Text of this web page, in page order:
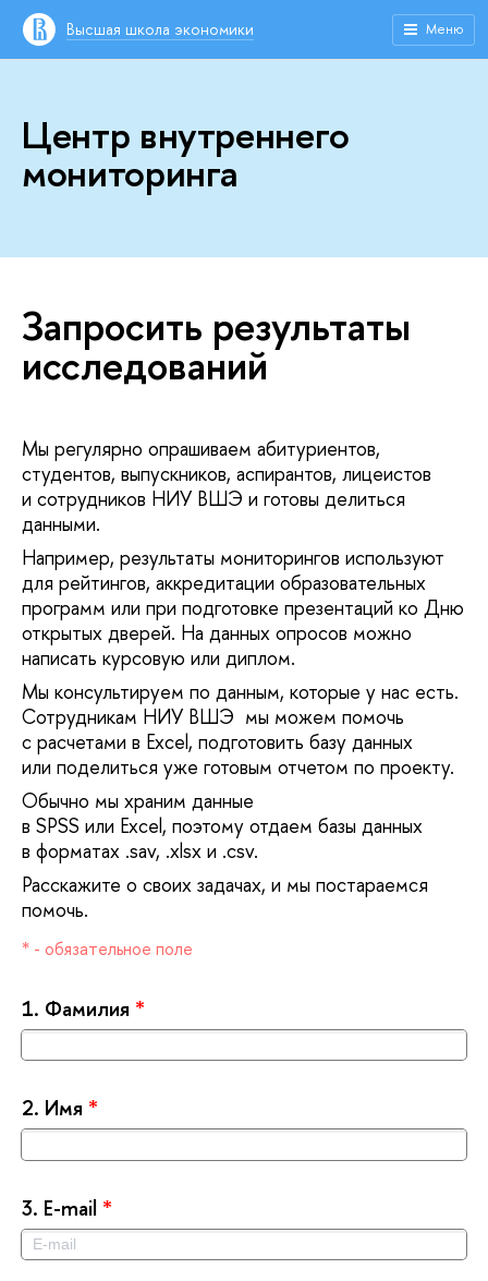
ысшая школа экономики Меню
Центр внутреннего
мониторинга
Запросить результаты
исследований
Мы регулярно опрашиваем абитуриентов,
студентов, выпускников, аспирантов, лицеисто
и сотрудников НИУ ВШЭ и готовы делиться
данными.
Например, результаты мониторингов используют
для рейтингов, аккредитации образовательных
программ или при подготовке презентаций ко Дню
открытых дверей. На данных опросов можно
написать курсовую или диплом.
Мы консультируем по данным, которые у нас есть.
Сотрудникам НИУ ВШЭ мы можем помочь
с расчетами в Excel, подготовить базу данных
или поделиться уже готовым отчетом по проекту.
Обычно мы храним данные
SPSS или Excel, поэтому отдаем базы данных
форматах .sav, .xlsx и .csv.
Расскажите о своих задачах, и мы постараемся
помочь.
* - обязательное поле
1. Фамилия *
2. Имя *
3. E-mail *